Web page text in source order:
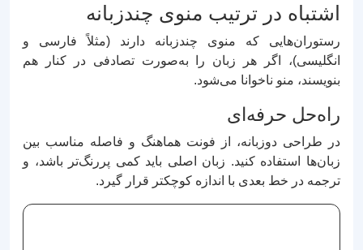
اشتباه در ترتیب منوی چندزبانه
رستوران‌هایی که منوی چندزبانه دارند (مثلاً فارسی و
انگلیسی)، اگر هر زبان را به‌صورت تصادفی در کنار هم
بنویسند، منو ناخوانا می‌شود.
راه‌حل حرفه‌ای
در طراحی دو‌زبانه، از فونت هماهنگ و فاصله مناسب بین
زبان‌ها استفاده کنید. زبان اصلی باید کمی پررنگ‌تر باشد، و
ترجمه در خط بعدی با اندازه کوچکتر قرار گیرد.